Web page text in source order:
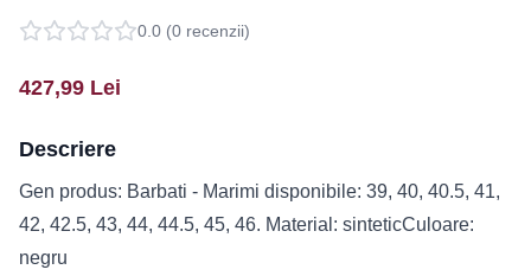
0.0 (0 recenzii)
427,99 Lei
Descriere
Gen produs: Barbati - Marimi disponibile: 39, 40, 40.5, 41,
42, 42.5, 43, 44, 44.5, 45, 46. Material: sinteticCuloare:
negru